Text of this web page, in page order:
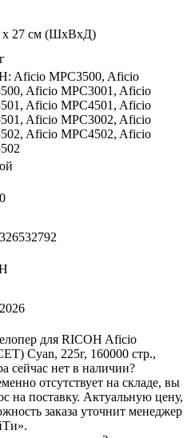
x 27 см (ШхВхД)
Aficio MPC3500, Aficio
Aficio MPC3001, Aficio
Aficio MPC4501, Aficio
Aficio MPC3002, Aficio
Aficio MPC4502, Aficio
для RICOH Aficio
Cyan, 225г, 160000 стр.,
сейчас нет в наличии?
отсутствует на складе, вы
на поставку. Актуальную цену,
заказа уточнит менеджер